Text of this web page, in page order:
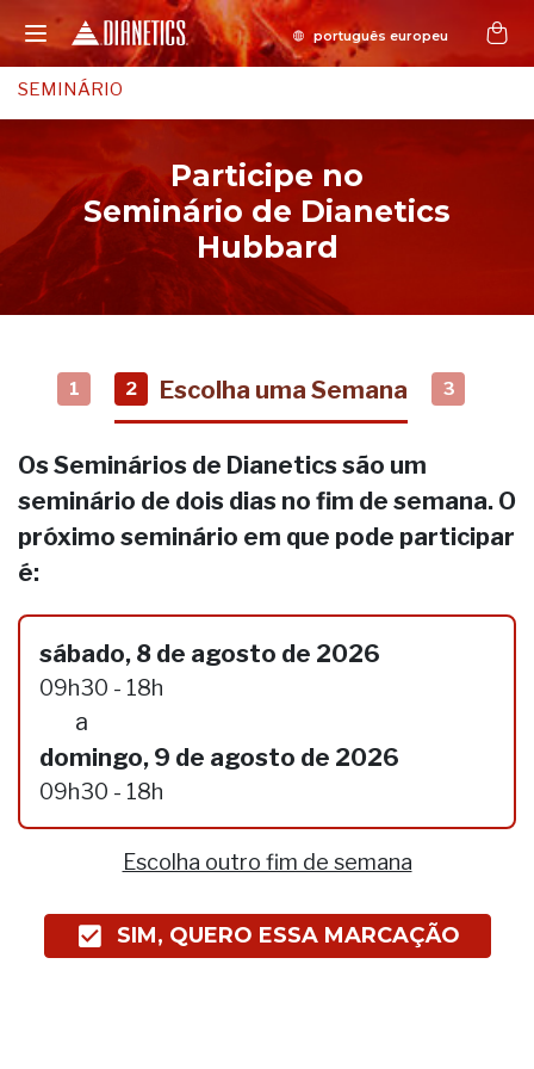
SEMINÁRIO
Participe no
Seminário de Dianetics
Hubbard
1 2 Escolha uma Semana 3
Os Seminários de Dianetics são um
seminário de dois dias no fim de semana. O
próximo seminário em que pode participar
é:
sábado, 8 de agosto de 2026
09h30 - 18h
a
domingo, 9 de agosto de 2026
09h30 - 18h
Escolha outro fim de semana
SIM, QUERO ESSA MARCAÇÃO